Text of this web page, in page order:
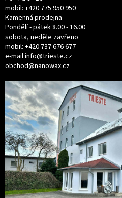
mobil: +420 775 950 950
Kamenná prodejna
Pondělí - pátek 8.00 - 16.00
sobota, neděle zavřeno
mobil: +420 737 676 677
e-mailinfo@trieste.cz
obchod@nanowax.cz